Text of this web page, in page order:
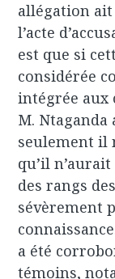
allégation
l’acte
est que si
considérée
intégrée aux
M.
seulement il
qu’il
des rangs
sévèrement
a été
témoins,